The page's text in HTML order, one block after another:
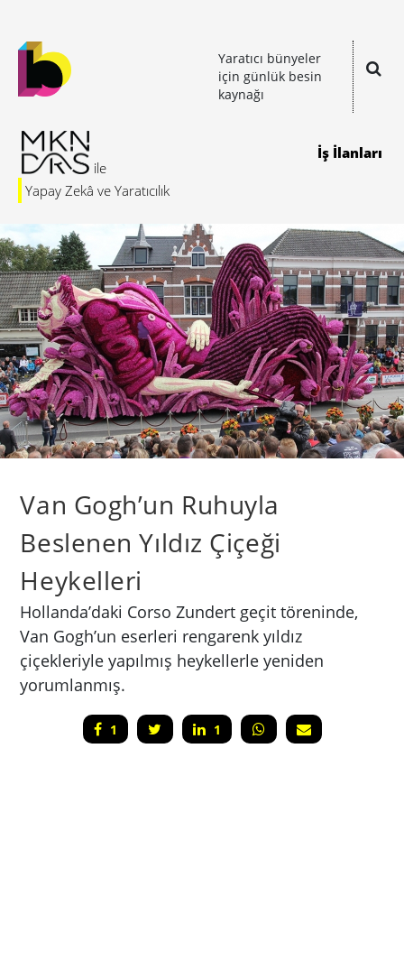
Yaratıcı bünyeler
için günlük besin
kaynağı
Yapay Zekâ ve Yaratıcılık
İş İlanları
Van Gogh’un Ruhuyla
Beslenen Yıldız Çiçeği
Heykelleri
Hollanda’daki Corso Zundert geçit töreninde,
Van Gogh’un eserleri rengarenk yıldız
çiçekleriyle yapılmış heykellerle yeniden
yorumlanmış.
1 1